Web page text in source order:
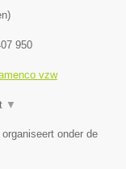
)
950
vzw
▼
onder de